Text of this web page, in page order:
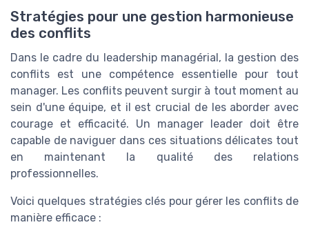
Stratégies pour une gestion harmonieuse
des conflits
Dans le cadre du leadership managérial, la gestion des
conflits est une compétence essentielle pour tout
manager. Les conflits peuvent surgir à tout moment au
sein d'une équipe, et il est crucial de les aborder avec
courage et efficacité. Un manager leader doit être
capable de naviguer dans ces situations délicates tout
en maintenant la qualité des relations
professionnelles.
Voici quelques stratégies clés pour gérer les conflits de
manière efficace :